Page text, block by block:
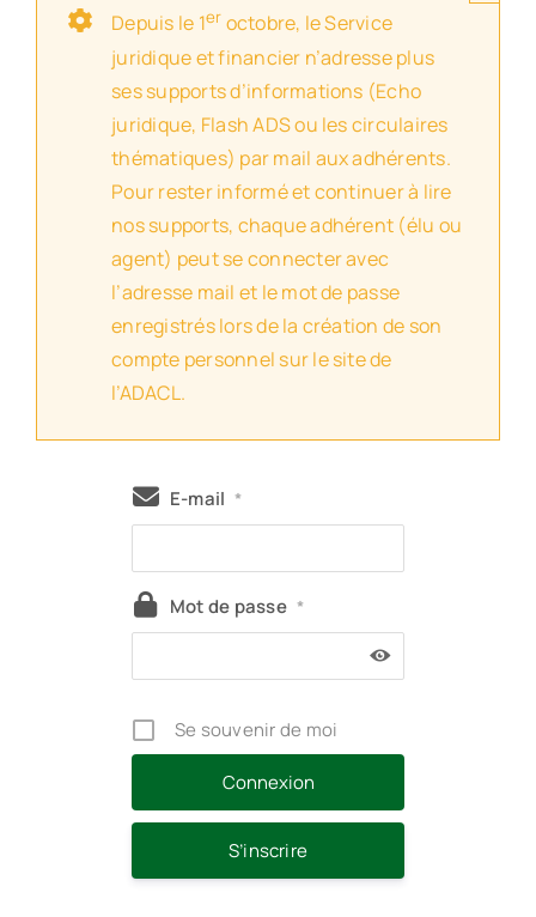
Depuis le 1er octobre, le Service
juridique et financier n’adresse plus
ses supports d’informations (Echo
juridique, Flash ADS ou les circulaires
thématiques) par mail aux adhérents.
Pour rester informé et continuer à lire
nos supports, chaque adhérent (élu ou
agent) peut se connecter avec
l’adresse mail et le mot de passe
enregistrés lors de la création de son
compte personnel sur le site de
l’ADACL.
E-mail *
Mot de passe *
Se souvenir de moi
S’inscrire